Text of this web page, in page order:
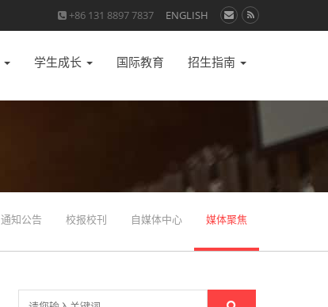
+86 131 8897 7837 ENGLISH
学生成长 国际教育 招生指南
通知公告 校报校刊 自媒体中心 媒体聚焦